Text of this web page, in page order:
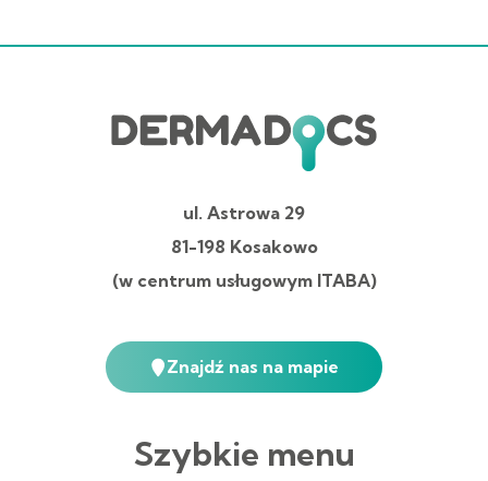
ul. Astrowa 29
81-198 Kosakowo
(w centrum usługowym ITABA)
Znajdź nas na mapie
Szybkie menu